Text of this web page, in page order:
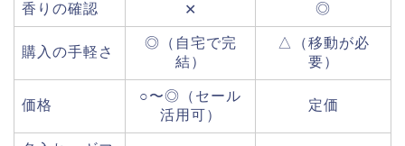
香りの確認 ✕ ◎
購入の手軽さ
◎（自宅で完
結）
△（移動が必
要）
価格
○〜◎（セール
活用可）
定価